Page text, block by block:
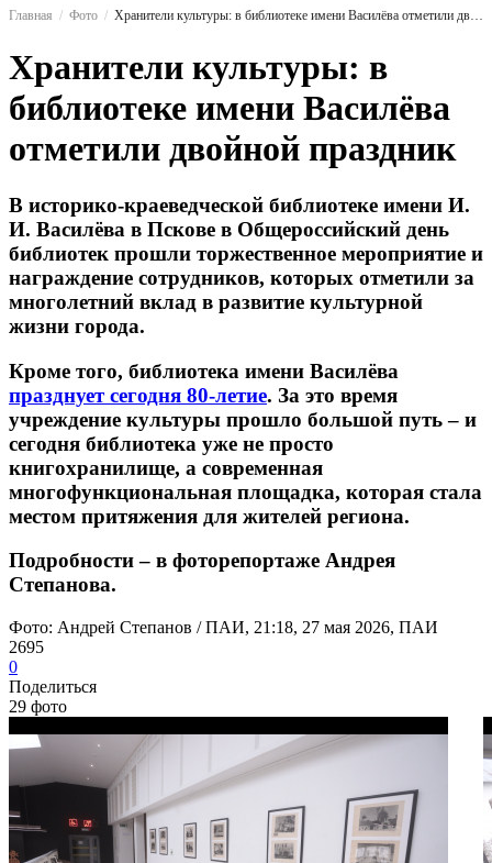
Главная Фото Хранители культуры: в библиотеке имени Василёва отметили двойной праздник
Хранители культуры: в
библиотеке имени Василёва
отметили двойной праздник
В историко-краеведческой библиотеке имени И.
И. Василёва в Пскове в Общероссийский день
библиотек прошли торжественное мероприятие и
награждение сотрудников, которых отметили за
многолетний вклад в развитие культурной
жизни города.
Кроме того, библиотека имени Василёва
празднует сегодня 80-летие. За это время
учреждение культуры прошло большой путь – и
сегодня библиотека уже не просто
книгохранилище, а современная
многофункциональная площадка, которая стала
местом притяжения для жителей региона.
Подробности – в фоторепортаже Андрея
Степанова.
Фото: Андрей Степанов / ПАИ, 21:18, 27 мая 2026, ПАИ
2695
0
Поделиться
29 фото